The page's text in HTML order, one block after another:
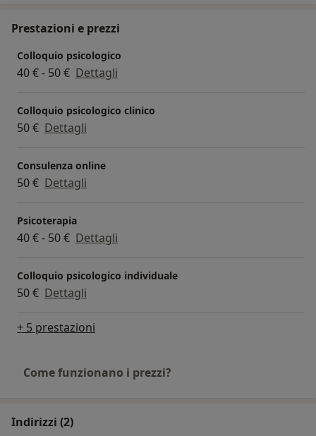
Prestazioni e prezzi
Colloquio psicologico
40 € - 50 € Dettagli
Colloquio psicologico clinico
50 € Dettagli
Consulenza online
50 € Dettagli
Psicoterapia
40 € - 50 € Dettagli
Colloquio psicologico individuale
50 € Dettagli
+ 5 prestazioni
Come funzionano i prezzi?
Indirizzi (2)